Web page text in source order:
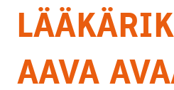
AAVA